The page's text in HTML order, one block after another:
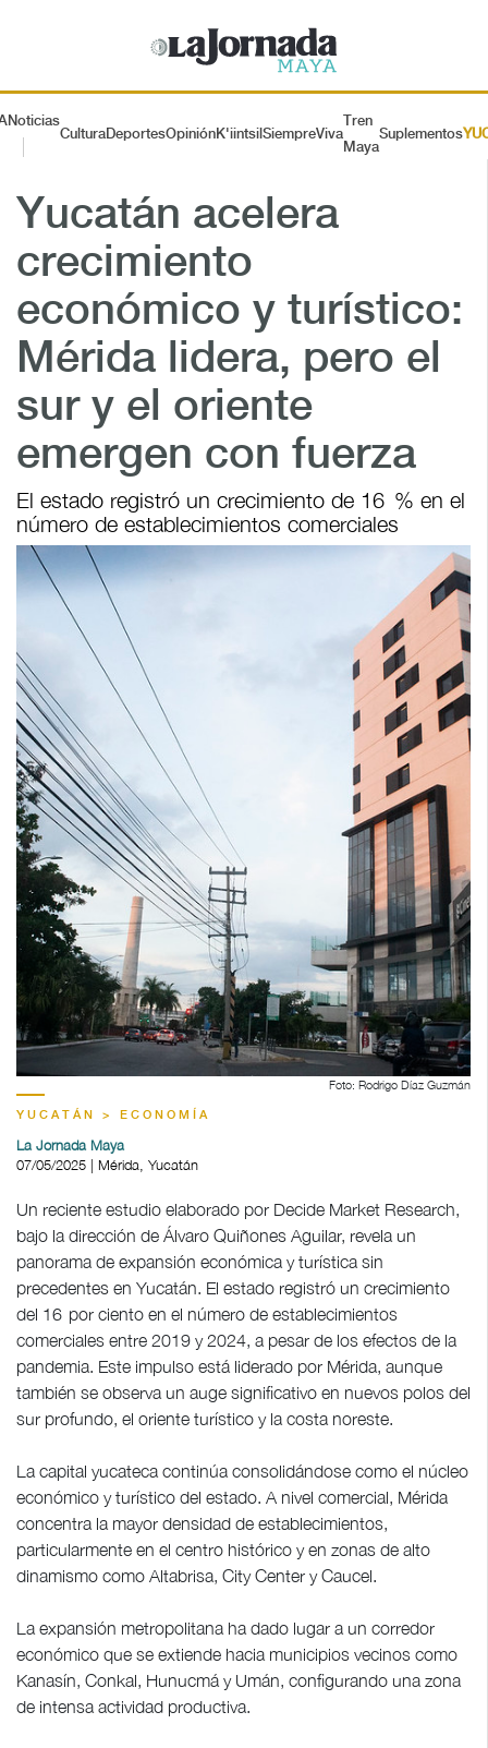
Noticias
CulturaDeportesOpiniónK'iintsil SiempreViva
Tren
Maya
Suplementos
Yucatán acelera
crecimiento
económico y turístico:
Mérida lidera, pero el
sur y el oriente
emergen con fuerza
El estado registró un crecimiento de 16 % en el
número de establecimientos comerciales
Foto: Rodrigo Díaz Guzmán
YUCATÁN > ECONOMÍA
La Jornada Maya
07/05/2025 | Mérida, Yucatán
Un reciente estudio elaborado por Decide Market Research,
bajo la dirección de Álvaro Quiñones Aguilar, revela un
panorama de expansión económica y turística sin
precedentes en Yucatán. El estado registró un crecimiento
del 16 por ciento en el número de establecimientos
comerciales entre 2019 y 2024, a pesar de los efectos de la
pandemia. Este impulso está liderado por Mérida, aunque
también se observa un auge significativo en nuevos polos del
sur profundo, el oriente turístico y la costa noreste.
La capital yucateca continúa consolidándose como el núcleo
económico y turístico del estado. A nivel comercial, Mérida
concentra la mayor densidad de establecimientos,
particularmente en el centro histórico y en zonas de alto
dinamismo como Altabrisa, City Center y Caucel.
La expansión metropolitana ha dado lugar a un corredor
económico que se extiende hacia municipios vecinos como
Kanasín, Conkal, Hunucmá y Umán, configurando una zona
de intensa actividad productiva.